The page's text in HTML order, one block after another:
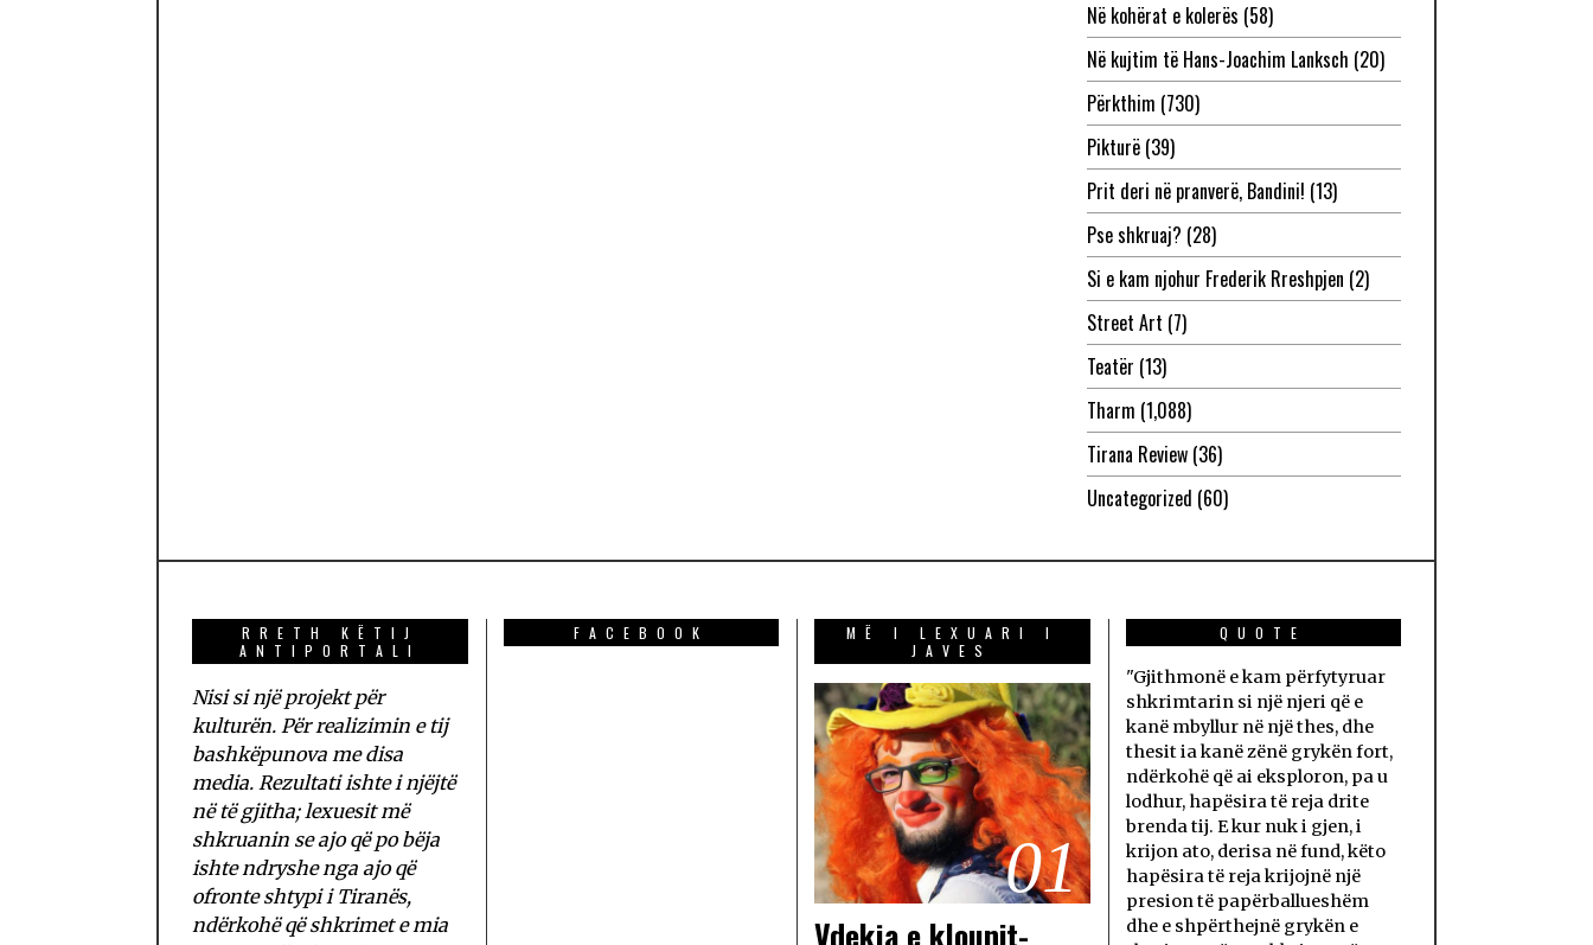
Në kohërat e kolerës (58)
Në kujtim të Hans-Joachim Lanksch (20)
Përkthim (730)
Pikturë(39)
Prit deri në pranverë, Bandini! (13)
Pse shkruaj? (28)
Si e kam njohur Frederik Rreshpjen (2)
Street Art (7)
Teatër (13)
Tharm (1,088)
Tirana Review(36)
Uncategorized (60)
RRETH KËTIJ
ANTIPORTALI
Nisi si një projekt për
kulturën. Për realizimin e tij
bashkëpunova me disa
media. Rezultati ishte i njëjtë
në të gjitha; lexuesit më
shkruanin se ajo që po bëja
ishte ndryshe nga ajo që
ofronte shtypi i Tiranës,
ndërkohë që shkrimet e mia
FACEBOOK
MË I LEXUARI I
JAVES
01
Vdekja e klounit-
QUOTE
"Gjithmonë e kam përfytyruar
shkrimtarin si një njeri që e
kanë mbyllur në një thes, dhe
thesit ia kanë zënë grykën fort,
ndërkohë që ai eksploron, pa u
lodhur, hapësira të reja drite
brenda tij. E kur nuk i gjen, i
krijon ato, derisa në fund, këto
hapësira të reja krijojnë një
presion të papërballueshëm
dhe e shpërthejnë grykën e